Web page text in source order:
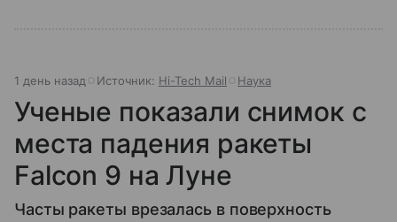
1 день назад Источник: Hi-Tech Mail Наука
Ученые показали снимок с
места падения ракеты
Falcon 9 на Луне
Часты ракеты врезалась в поверхность